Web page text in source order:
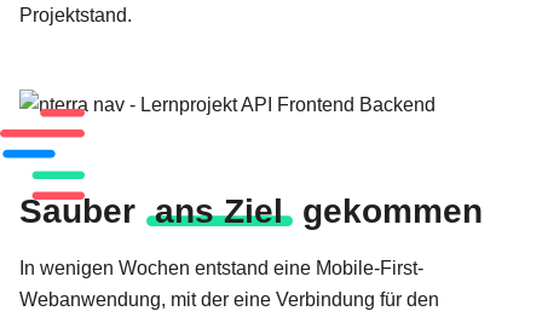
Projektstand.
nterra nav - Lernprojekt API Frontend Backend
Sauber ans Ziel gekommen
In wenigen Wochen entstand eine Mobile-First-
Webanwendung, mit der eine Verbindung für den